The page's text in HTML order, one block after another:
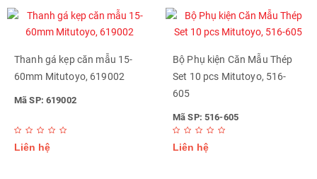
Thanh gá kẹp căn mẫu 15-
60mm Mitutoyo, 619002
Mã SP: 619002
Liên hệ
Bộ Phụ kiện Căn Mẫu Thép
Set 10 pcs Mitutoyo, 516-
605
Mã SP: 516-605
Liên hệ